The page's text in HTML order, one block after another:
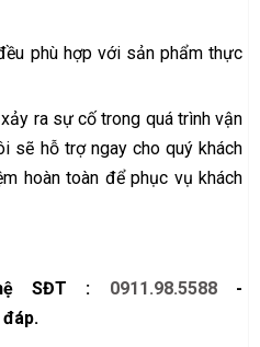
phù hợp với sản phẩm thực
ra sự cố trong quá trình vận
sẽ hỗ trợ ngay cho quý khách
hoàn toàn để phục vụ khách
SĐT : 0911.98.5588-